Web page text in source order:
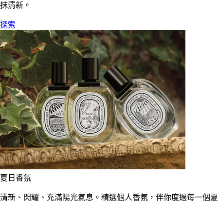
抹清新。
探索
夏日香氛
清新、閃耀、充滿陽光氣息。精選個人香氛，伴你度過每一個夏